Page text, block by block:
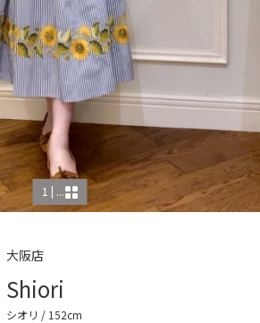
1 | ...
大阪店
Shiori
シオリ / 152cm